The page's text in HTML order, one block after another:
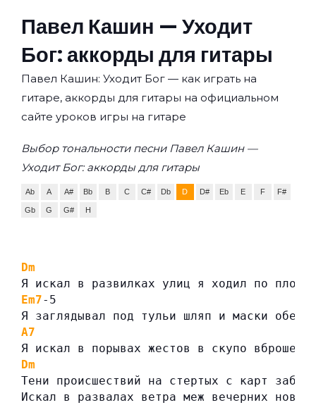
Павел Кашин — Уходит
Бог: аккорды для гитары
Павел Кашин: Уходит Бог — как играть на
гитаре, аккорды для гитары на официальном
сайте уроков игры на гитаре
Выбор тональности песни Павел Кашин —
Уходит Бог: аккорды для гитары
Ab A A# Bb B C C# Db D D# Eb E F F#
Gb G G# H
Dm
Я искал в развилках улиц я ходил по
Em7-5
Я заглядывал под тульи шляп и маски
A7
Я искал в порывах жестов в скупо
Dm
Тени происшествий на стертых с карт
Искал в развалах ветра меж вечерних